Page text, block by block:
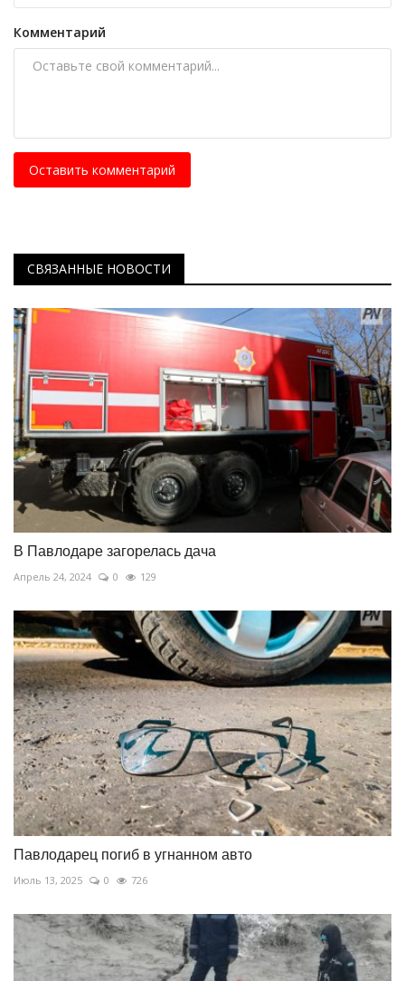
Комментарий
Оставить комментарий
СВЯЗАННЫЕ НОВОСТИ
В Павлодаре загорелась дача
Апрель 24, 2024 0 129
Павлодарец погиб в угнанном авто
Июль 13, 2025 0 726